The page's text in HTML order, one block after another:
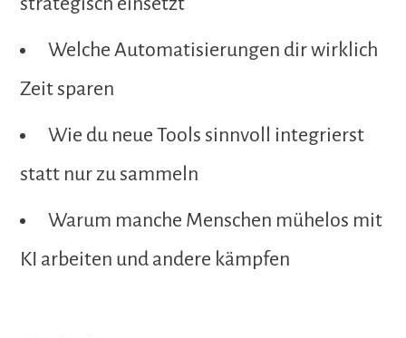
Welche Automatisierungen dir wirklich
Zeit sparen
Wie du neue Tools sinnvoll integrierst
statt nur zu sammeln
Warum manche Menschen mühelos mit
KI arbeiten und andere kämpfen